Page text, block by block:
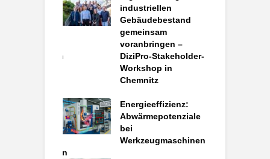
Plattform
in der
industriellen
Gebäudebestand
gemeinsam
voranbringen –
DiziPro-Stakeholder-
Workshop in
Chemnitz
Energieeffizienz:
Abwärmepotenziale
bei
Werkzeugmaschinen